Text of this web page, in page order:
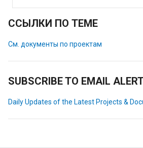
ССЫЛКИ ПО ТЕМЕ
См. документы по проектам
SUBSCRIBE TO EMAIL
Daily Updates of the Latest Projects &